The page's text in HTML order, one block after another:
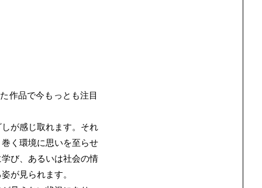
作品で今もっとも注目
が感じ取れます。それ
く環境に思いを至らせ
び、あるいは社会の情
が見られます。